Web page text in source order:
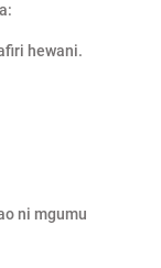
hewani.
ni mgumu